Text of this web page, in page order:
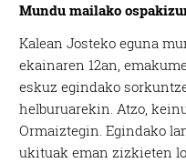
Mundu mailako
Kalean Josteko eguna
ekainaren 12an,
eskuz egindako
helburuarekin. Atzo,
Ormaiztegin. Egindako
ukituak eman zizkieten